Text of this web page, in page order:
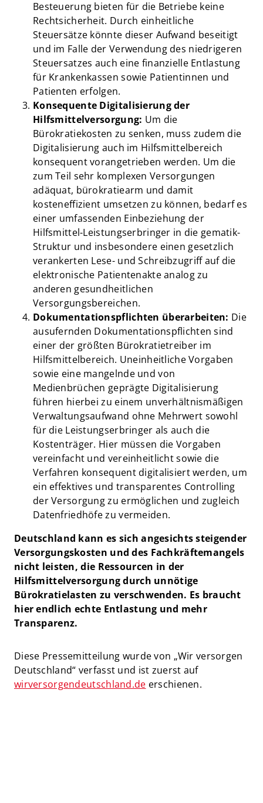
Besteuerung bieten für die Betriebe keine
Rechtsicherheit. Durch einheitliche
Steuersätze könnte dieser Aufwand beseitigt
und im Falle der Verwendung des niedrigeren
Steuersatzes auch eine finanzielle Entlastung
für Krankenkassen sowie Patientinnen und
Patienten erfolgen.
Konsequente Digitalisierung der
Hilfsmittelversorgung: Um die
Bürokratiekosten zu senken, muss zudem die
Digitalisierung auch im Hilfsmittelbereich
konsequent vorangetrieben werden. Um die
zum Teil sehr komplexen Versorgungen
adäquat, bürokratiearm und damit
kosteneffizient umsetzen zu können, bedarf es
einer umfassenden Einbeziehung der
Hilfsmittel-Leistungserbringer in die gematik-
Struktur und insbesondere einen gesetzlich
verankerten Lese- und Schreibzugriff auf die
elektronische Patientenakte analog zu
anderen gesundheitlichen
Versorgungsbereichen.
Dokumentationspflichten überarbeiten: Die
ausufernden Dokumentationspflichten sind
einer der größten Bürokratietreiber im
Hilfsmittelbereich. Uneinheitliche Vorgaben
sowie eine mangelnde und von
Medienbrüchen geprägte Digitalisierung
führen hierbei zu einem unverhältnismäßigen
Verwaltungsaufwand ohne Mehrwert sowohl
für die Leistungserbringer als auch die
Kostenträger. Hier müssen die Vorgaben
vereinfacht und vereinheitlicht sowie die
Verfahren konsequent digitalisiert werden, um
ein effektives und transparentes Controlling
der Versorgung zu ermöglichen und zugleich
Datenfriedhöfe zu vermeiden.
Deutschland kann es sich angesichts steigender
Versorgungskosten und des Fachkräftemangels
nicht leisten, die Ressourcen in der
Hilfsmittelversorgung durch unnötige
Bürokratielasten zu verschwenden. Es braucht
hier endlich echte Entlastung und mehr
Transparenz.
Diese Pressemitteilung wurde von „Wir versorgen
Deutschland“ verfasst und ist zuerst auf
wirversorgendeutschland.de erschienen.